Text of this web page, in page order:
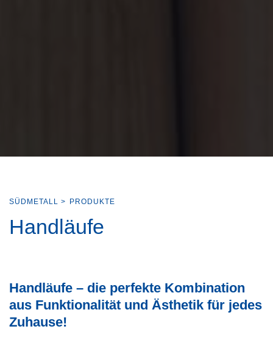
SÜDMETALL > PRODUKTE
Handläufe
Handläufe – die perfekte Kombination
aus Funktionalität und Ästhetik für jedes
Zuhause!